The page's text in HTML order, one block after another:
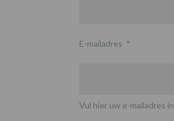
E-mailadres *
Vul hier uw e-mailadres in